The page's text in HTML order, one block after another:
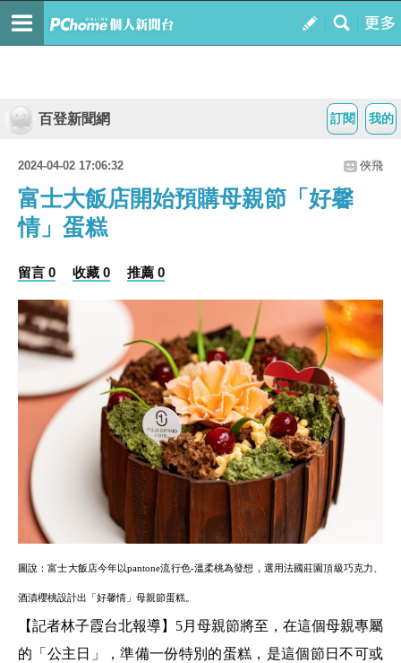
我的
訂閱
百登新聞網
2024-04-02 17:06:32 俠飛
富士大飯店開始預購母親節「好馨
情」蛋糕
留言 0 收藏 0 推薦 0
圖說：富士大飯店今年以pantone流行色-溫柔桃為發想，選用法國莊園頂級巧克力、
酒漬櫻桃設計出「好馨情」母親節蛋糕。
【記者林子霞台北報導】5月母親節將至，在這個母親專屬
的「公主日」，準備一份特別的蛋糕，是這個節日不可或